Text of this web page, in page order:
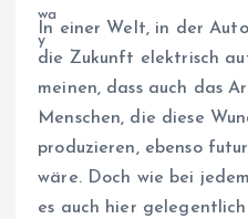
In einer Welt, in der
die Zukunft elektrisch
meinen, dass auch das
Menschen, die diese
produzieren, ebenso
wäre. Doch wie bei
es auch hier